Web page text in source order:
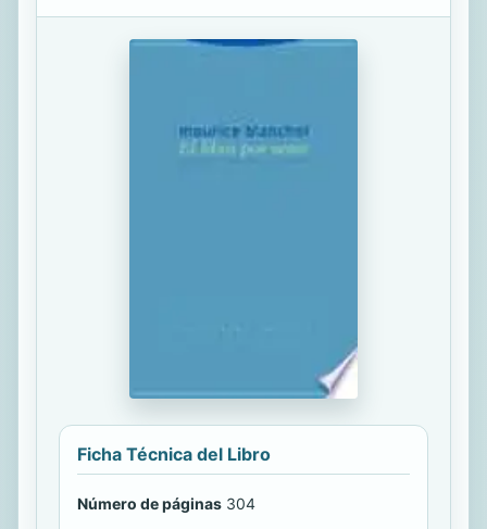
Ficha Técnica del Libro
Número de páginas 304